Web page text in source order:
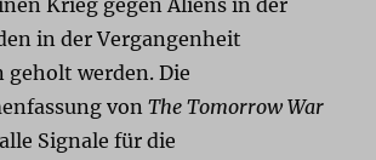
in der Vergangenheit
werden. Die
vonThe Tomorrow War
Signale für die